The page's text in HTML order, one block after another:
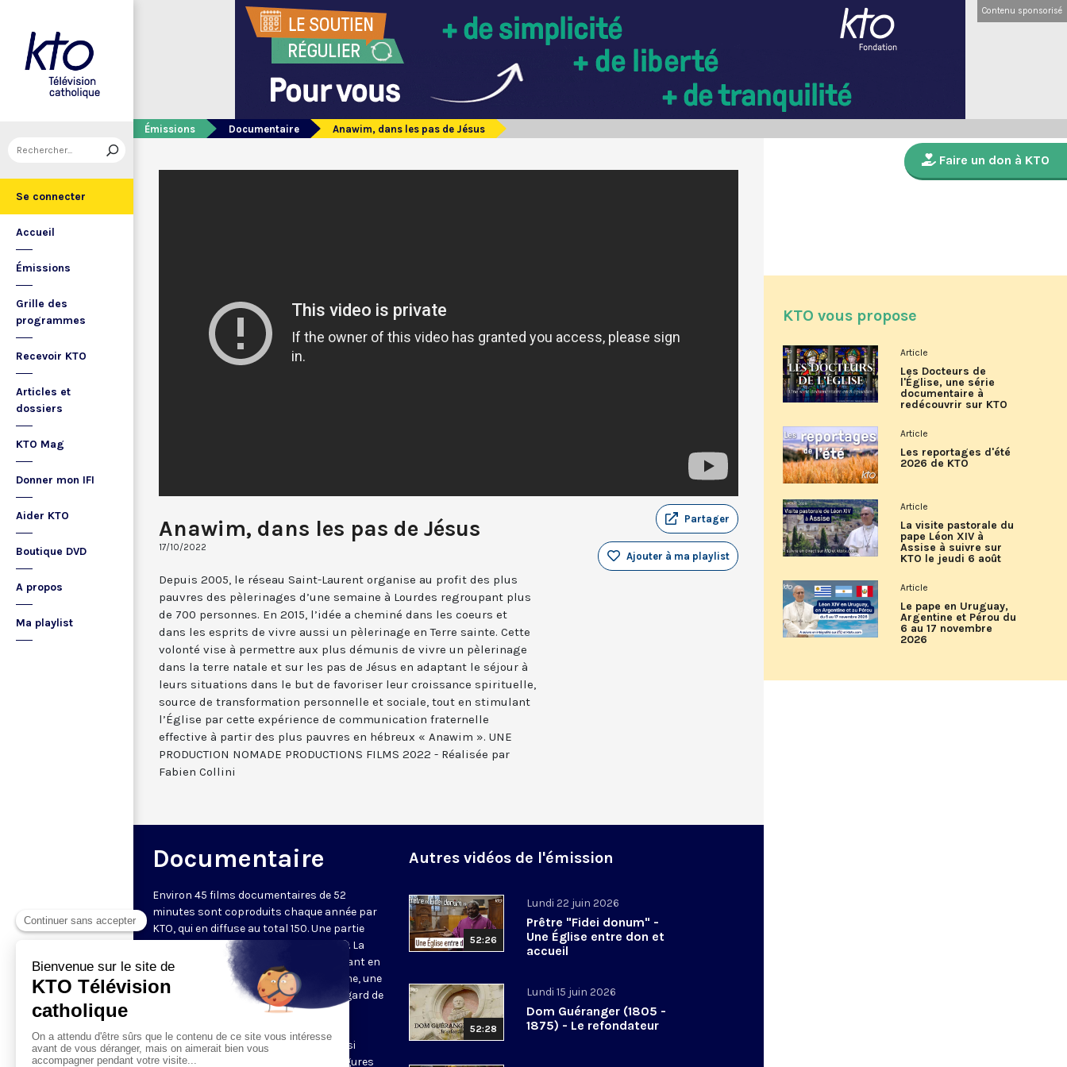
Se connecter
Accueil
Émissions
Grille des
programmes
Recevoir KTO
Articles et
dossiers
KTO Mag
Donner mon IFI
Aider KTO
Boutique DVD
A propos
Ma playlist
Contenu sponsorisé
Émissions Documentaire Anawim, dans les pas de Jésus
Anawim, dans les pas de Jésus
17/10/2022
Partager
Ajouter à ma playlist
Depuis 2005, le réseau Saint-Laurent organise au profit des plus
pauvres des pèlerinages d’une semaine à Lourdes regroupant plus
de 700 personnes. En 2015, l’idée a cheminé dans les coeurs et
dans les esprits de vivre aussi un pèlerinage en Terre sainte. Cette
volonté vise à permettre aux plus démunis de vivre un pèlerinage
dans la terre natale et sur les pas de Jésus en adaptant le séjour à
leurs situations dans le but de favoriser leur croissance spirituelle,
source de transformation personnelle et sociale, tout en stimulant
l’Église par cette expérience de communication fraternelle
effective à partir des plus pauvres en hébreux « Anawim ». UNE
PRODUCTION NOMADE PRODUCTIONS FILMS 2022 - Réalisée par
Fabien Collini
Documentaire
Environ 45 films documentaires de 52
minutes sont coproduits chaque année par
KTO, qui en diffuse au total 150. Une partie
d'entre eux est disponible sur Internet. La
chaîne privilégie des documents mettant en
valeur une vision chrétienne de l'homme, une
lecture des questions de société au regard de
la doctrine sociale de l'Église, une
chrétien. Les documentaires sont aussi
l'occasion de découvrir des grandes figures
Autres vidéos de l'émission
52:26
Lundi 22 juin 2026
Prêtre "Fidei donum" -
Une Église entre don et
accueil
52:28
Lundi 15 juin 2026
Dom Guéranger (1805 -
1875) - Le refondateur
Faire un don à KTO
KTO vous propose
Article
Les Docteurs de
l'Église, une série
documentaire à
redécouvrir sur KTO
Article
Les reportages d'été
2026 de KTO
Article
La visite pastorale du
pape Léon XIV à
Assise à suivre sur
KTO le jeudi 6 août
Article
Le pape en Uruguay,
Argentine et Pérou du
6 au 17 novembre
2026